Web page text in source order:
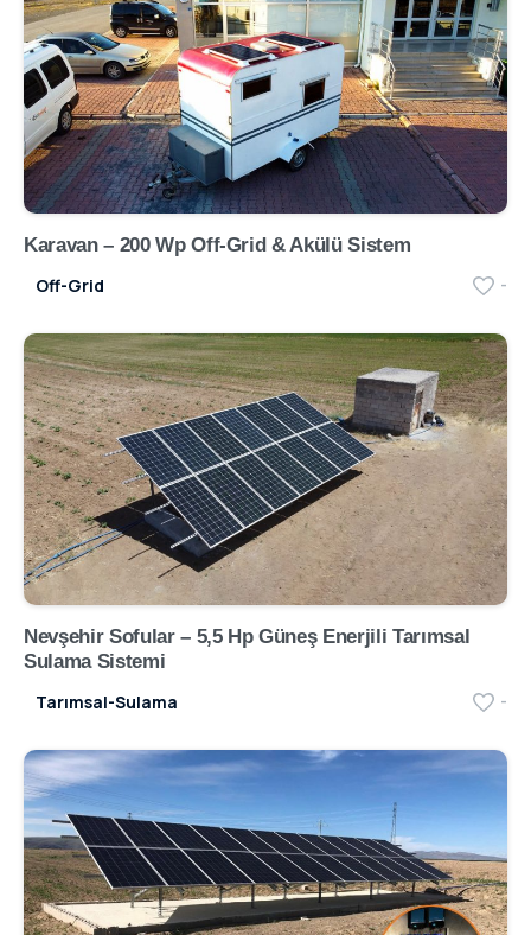
Karavan – 200 Wp Off-Grid & Akülü Sistem
Off-Grid
-
Nevşehir Sofular – 5,5 Hp Güneş Enerjili Tarımsal
Sulama Sistemi
Tarımsal-Sulama
-